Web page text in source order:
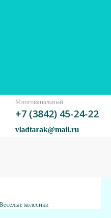
Многоканальный
+7 (3842) 45-24-22
vladtarak@mail.ru